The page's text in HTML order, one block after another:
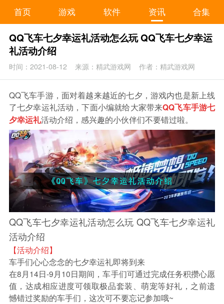
首页 游戏 软件 资讯 合集
QQ飞车七夕幸运礼活动怎么玩 QQ飞车七夕幸运
礼活动介绍
时间：2021-08-12 来源：精武游戏网 作者：精武游戏网
QQ飞车手游，面对着越来越近的七夕，游戏内也是新上线
了七夕幸运礼活动，下面小编就给大家带来QQ飞车手游七
夕幸运礼活动介绍，感兴趣的小伙伴们不要错过啦。
QQ飞车七夕幸运礼活动怎么玩 QQ飞车七夕幸运礼
活动介绍
【活动介绍】
车手们心心念念的七夕幸运礼即将到来
在8月14日-9月10日期间，车手们可通过完成任务积攒心愿
值，达成相应进度可领取极品套装、萌宠等好礼，之前遗
憾错过奖励的车手们，这次可不要忘记参加哦~